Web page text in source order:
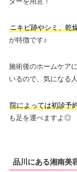
ニキビ跡やシミ、乾
が特徴です♪
施術後のホームケア
いるので、気になる
院によっては初診予
も足を運べますよ◎
品川にある湘南美